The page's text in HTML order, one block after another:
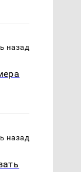
назад
назад